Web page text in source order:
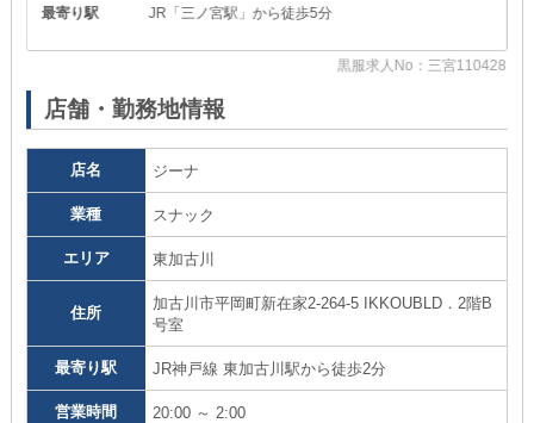
最寄り駅
JR「三ノ宮駅」から徒歩5分
黒服求人No：三宮110428
店舗・勤務地情報
店名 ジーナ
業種 スナック
エリア 東加古川
住所
加古川市平岡町新在家2-264-5 IKKOUBLD．2階B
号室
最寄り駅 JR神戸線 東加古川駅から徒歩2分
営業時間 20:00 ～ 2:00